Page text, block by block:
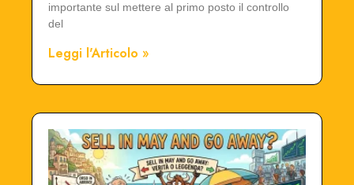
importante sul mettere al primo posto il controllo
del
Leggi l'Articolo »